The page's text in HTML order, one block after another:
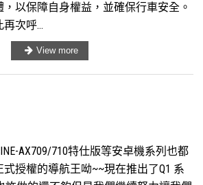
以保障自身權益，並確保行車安全。
次呼...
AX709/710特仕版等安卓機系列也都
授權的導航王呦~~現在推出了Q1 系